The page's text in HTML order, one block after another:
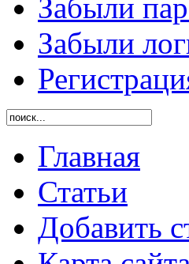
Забыли
Забыли
Главная
Статьи
Добавить